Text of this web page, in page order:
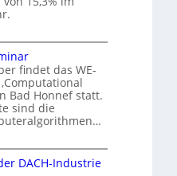
findet das WE-
Bad Honnef statt.
sind die
DACH-Industrie